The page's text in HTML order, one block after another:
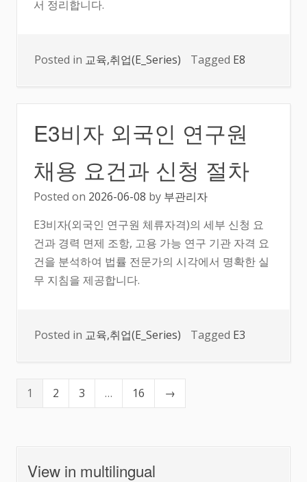
서 정리합니다.
Posted in 교육,취업(E_Series) Tagged E8
E3비자 외국인 연구원
채용 요건과 신청 절차
Posted on 2026-06-08 by 부관리자
E3비자(외국인 연구원 체류자격)의 세부 신청 요
건과 경력 면제 조항, 고용 가능 연구 기관 자격 요
건을 분석하여 법률 전문가의 시각에서 명확한 실
무 지침을 제공합니다.
Posted in 교육,취업(E_Series) Tagged E3
1 2 3 … 16 →
View in multilingual